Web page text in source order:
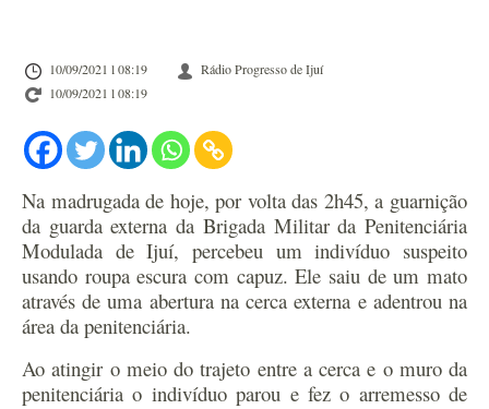
10/09/2021 l 08:19
Rádio Progresso de Ijuí
10/09/2021 l 08:19
Na madrugada de hoje, por volta das 2h45, a guarnição
da guarda externa da Brigada Militar da Penitenciária
Modulada de Ijuí, percebeu um indivíduo suspeito
usando roupa escura com capuz. Ele saiu de um mato
através de uma abertura na cerca externa e adentrou na
área da penitenciária.
Ao atingir o meio do trajeto entre a cerca e o muro da
penitenciária o indivíduo parou e fez o arremesso de